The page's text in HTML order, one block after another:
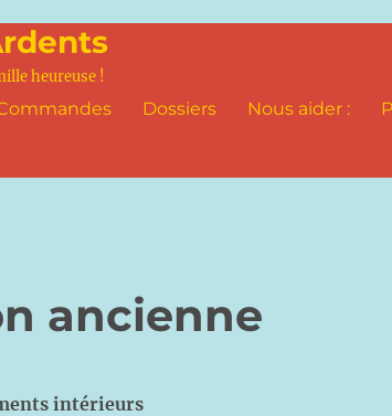
heureuse !
Dossiers Nous aider :
ancienne
intérieurs